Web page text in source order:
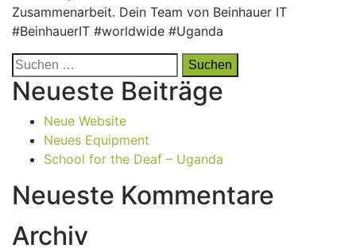
Zusammenarbeit. Dein Team von Beinhauer IT
#BeinhauerIT #worldwide #Uganda
Suchen
nach:
Neueste Beiträge
Neue Website
Neues Equipment
School for the Deaf – Uganda
Neueste Kommentare
Archiv